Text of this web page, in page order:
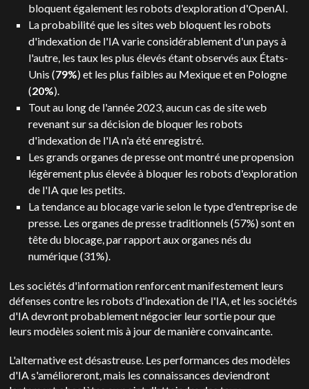
bloquent également les robots d'exploration d'OpenAI.
La probabilité que les sites web bloquent les robots
d'indexation de l'IA varie considérablement d'un pays à
l'autre, les taux les plus élevés étant observés aux États-
Unis (79%) et les plus faibles au Mexique et en Pologne
(20%).
Tout au long de l'année 2023, aucun cas de site web
revenant sur sa décision de bloquer les robots
d'indexation de l'IA n'a été enregistré.
Les grands organes de presse ont montré une propension
légèrement plus élevée à bloquer les robots d'exploration
de l'IA que les petits.
La tendance au blocage varie selon le type d'entreprise de
presse. Les organes de presse traditionnels (57%) sont en
tête du blocage, par rapport aux organes nés du
numérique (31%).
Les sociétés d'information renforcent manifestement leurs
défenses contre les robots d'indexation de l'IA, et les sociétés
d'IA devront probablement négocier leur sortie pour que
leurs modèles soient mis à jour de manière convaincante.
L'alternative est désastreuse. Les performances des modèles
d'IA s'amélioreront, mais les connaissances deviendront